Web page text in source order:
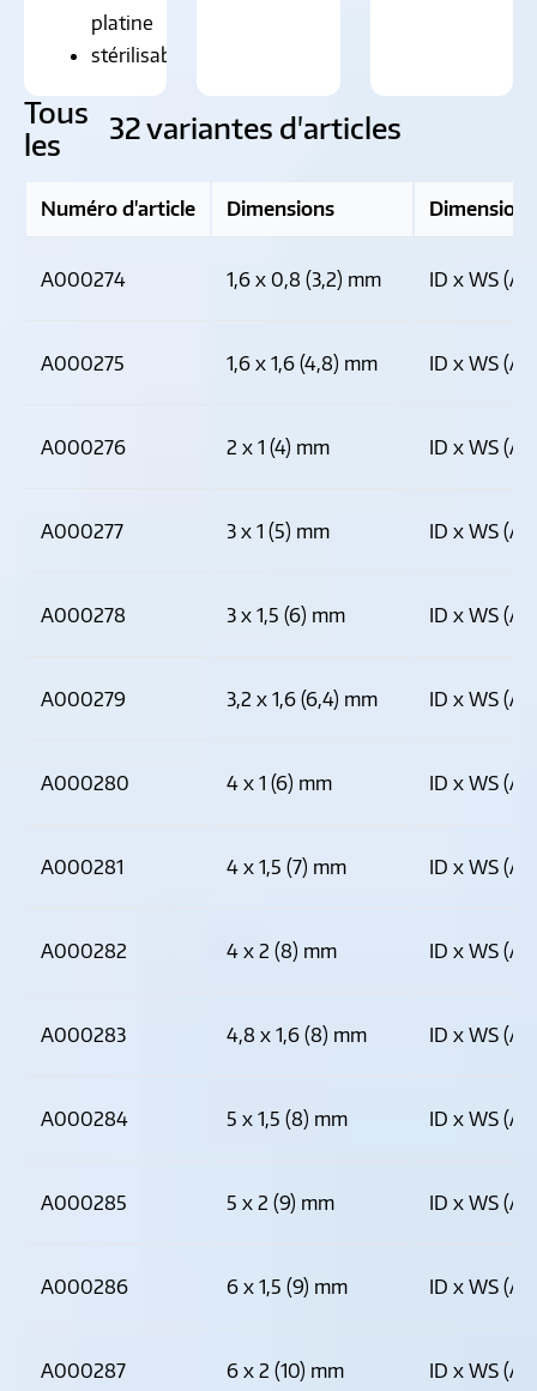
platine
stérilisable
Tous
les
32 variantes d'articles
Numéro d'article Dimensions Dimension
A000274 1,6 x 0,8 (3,2) mm ID x WS
A000275 1,6 x 1,6 (4,8) mm ID x WS
A000276 2 x 1 (4) mm ID x WS
A000277 3 x 1 (5) mm ID x WS
A000278 3 x 1,5 (6) mm ID x WS
A000279 3,2 x 1,6 (6,4) mm ID x WS
A000280 4 x 1 (6) mm ID x WS
A000281 4 x 1,5 (7) mm ID x WS
A000282 4 x 2 (8) mm ID x WS
A000283 4,8 x 1,6 (8) mm ID x WS
A000284 5 x 1,5 (8) mm ID x WS
A000285 5 x 2 (9) mm ID x WS
A000286 6 x 1,5 (9) mm ID x WS
A000287 6 x 2 (10) mm ID x WS